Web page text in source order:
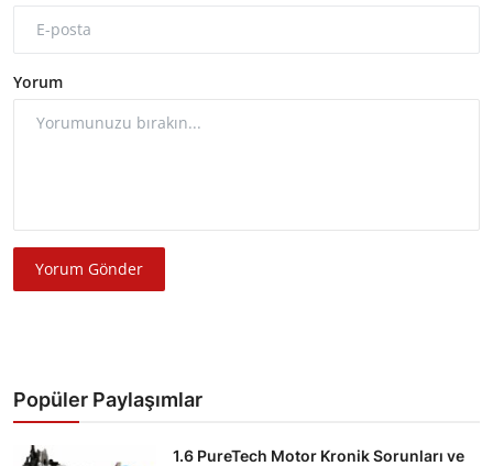
Yorum
Yorum Gönder
Popüler Paylaşımlar
1.6 PureTech Motor Kronik Sorunları ve